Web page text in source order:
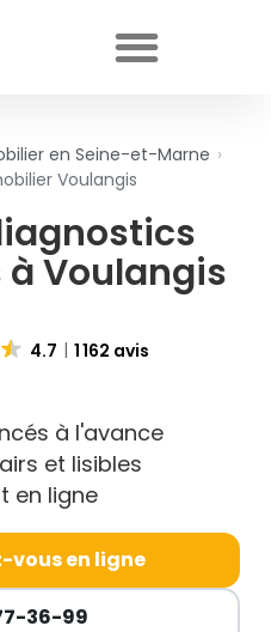
en Seine-et-Marne ›
Voulangis
Voulangis
4.7 1 162 avis
à l'avance
et lisibles
en ligne
vous en ligne
36-99